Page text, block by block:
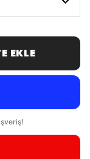
EKLE